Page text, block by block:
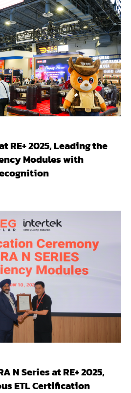
RE+ 2025, Leading the
Modules with
N Series at RE+ 2025,
ETL Certification